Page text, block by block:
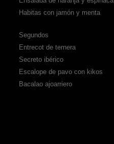
Habitas con jamón y menta
Segundos
Entrecot de ternera
Secreto ibérico
Escalope de pavo con kikos
Bacalao ajoarriero